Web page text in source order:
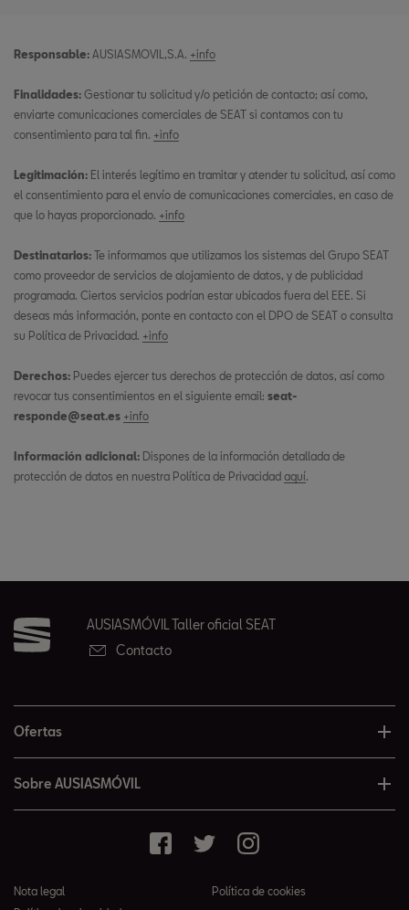
Responsable: AUSIASMOVIL,S.A. +info
Finalidades: Gestionar tu solicitud y/o petición de contacto; así como,
enviarte comunicaciones comerciales de SEAT si contamos con tu
consentimiento para tal fin. +info
Legitimación: El interés legítimo en tramitar y atender tu solicitud, así como
el consentimiento para el envío de comunicaciones comerciales, en caso de
que lo hayas proporcionado. +info
Destinatarios: Te informamos que utilizamos los sistemas del Grupo SEAT
como proveedor de servicios de alojamiento de datos, y de publicidad
programada. Ciertos servicios podrían estar ubicados fuera del EEE. Si
deseas más información, ponte en contacto con el DPO de SEAT o consulta
su Política de Privacidad. +info
Derechos: Puedes ejercer tus derechos de protección de datos, así como
revocar tus consentimientos en el siguiente email: seat-
responde@seat.es +info
Información adicional: Dispones de la información detallada de
protección de datos en nuestra Política de Privacidad aquí.
AUSIASMÓVIL Taller oficial SEAT
Contacto
Ofertas
Sobre AUSIASMÓVIL
Nota legal
Política de cookies